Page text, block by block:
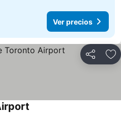
Ver precios
Compartir